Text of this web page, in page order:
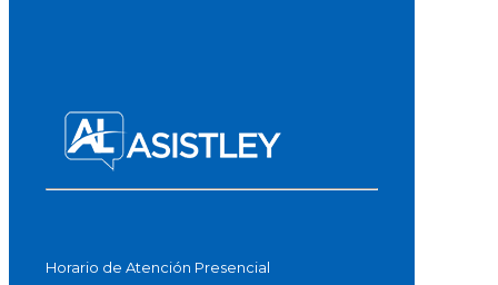
Horario de Atención Presencial